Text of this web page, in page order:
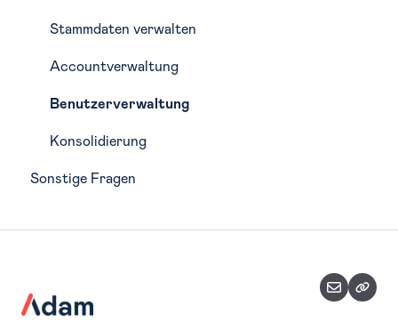
Teilpläne
Stammdaten verwalten
Accountverwaltung
Benutzerverwaltung
Konsolidierung
Sonstige Fragen